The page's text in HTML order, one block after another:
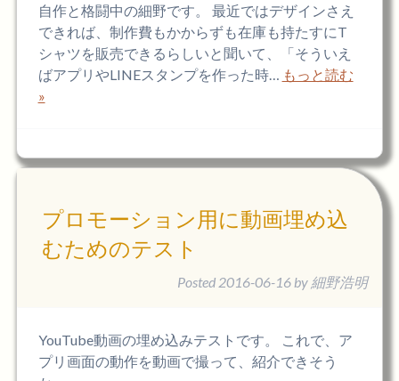
自作と格闘中の細野です。 最近ではデザインさえ
できれば、制作費もかからずも在庫も持たすにT
シャツを販売できるらしいと聞いて、「そういえ
ばアプリやLINEスタンプを作った時… もっと読む
»
プロモーション用に動画埋め込
むためのテスト
Posted 2016-06-16 by 細野浩明
YouTube動画の埋め込みテストです。 これで、ア
プリ画面の動作を動画で撮って、紹介できそう